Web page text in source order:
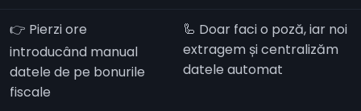
👉 Pierzi ore
introducând manual
datele de pe bonurile
fiscale
🦾 Doar faci o poză, iar noi
extragem și centralizăm
datele automat